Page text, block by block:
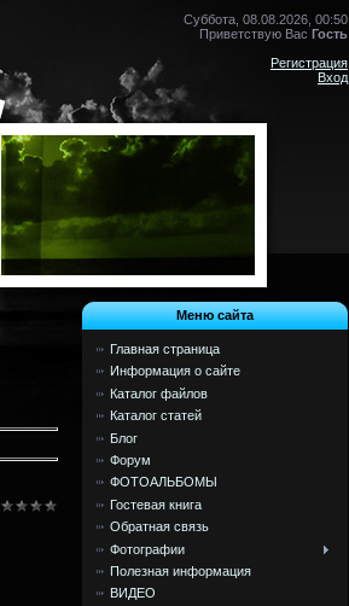
Суббота, 08.08.2026, 00:50
Приветствую Вас Гость
Регистрация
Вход
Меню сайта
Главная страница
Информация о сайте
Каталог файлов
Каталог статей
Блог
Форум
ФОТОАЛЬБОМЫ
Гостевая книга
Обратная связь
Фотографии
Полезная информация
ВИДЕО